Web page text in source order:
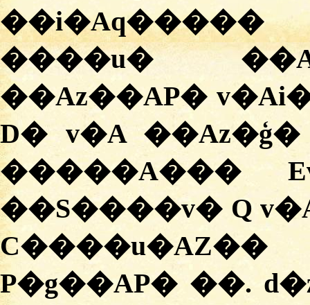
����u�
��Az��AP�
D� v�A
�����A���
��S����v� Q
C����u�AZ��
P�g��AP� ��.